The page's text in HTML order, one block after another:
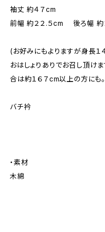
袖丈 約４７cm
前幅 約２２.５cm 後ろ幅 約
(お好みにもよりますが身長１
おはしょりありでお召し頂け
合は約１６７cm以上の方にも
バチ衿
・素材
木綿